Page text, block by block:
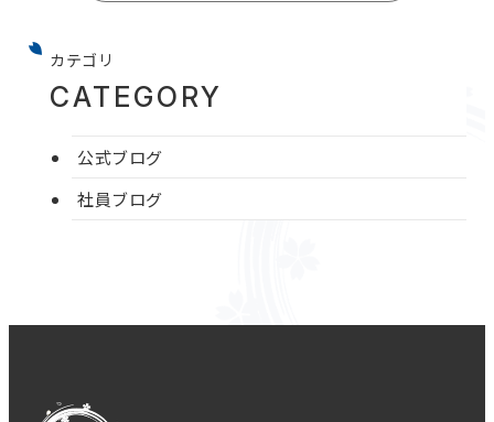
カテゴリ
CATEGORY
公式ブログ
社員ブログ